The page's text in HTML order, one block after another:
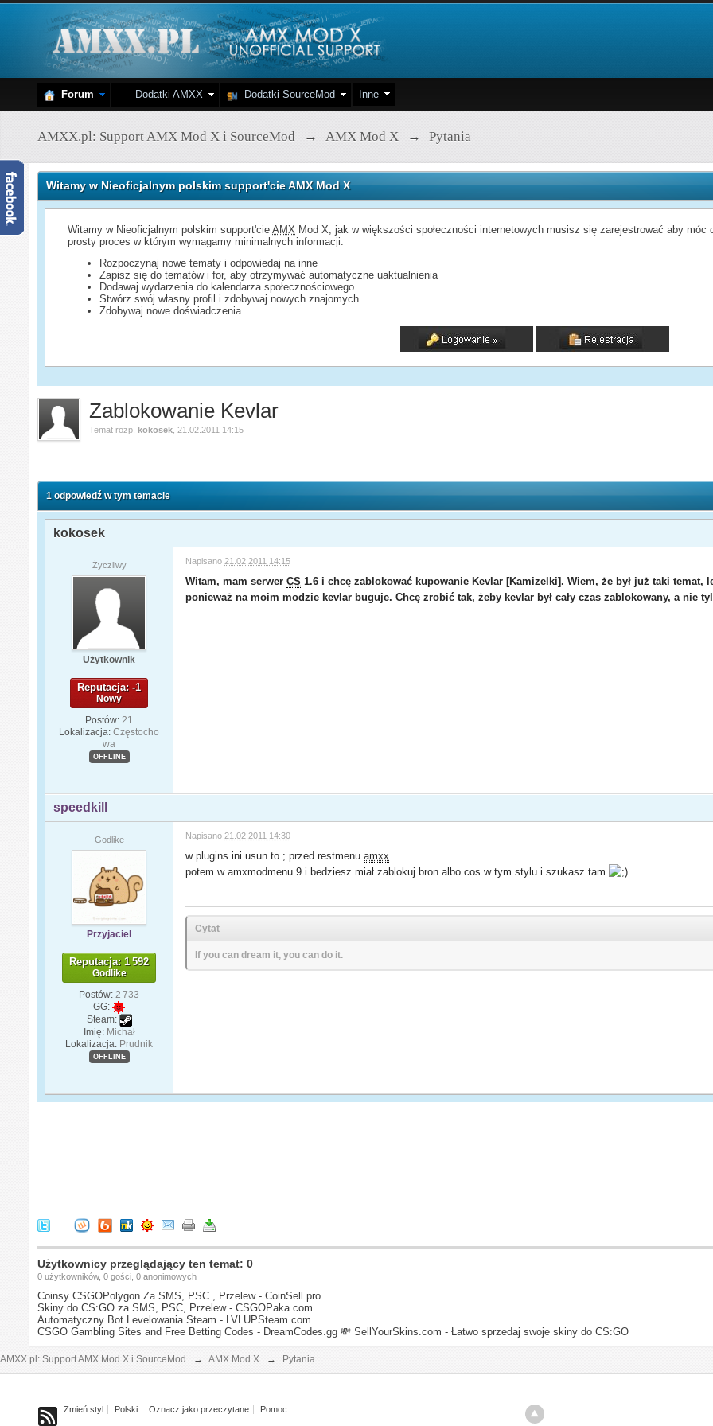
Forum Dodatki AMXX Dodatki SourceMod Inne
AMXX.pl: Support AMX Mod X i SourceMod → AMX Mod X → Pytania
Witamy w Nieoficjalnym polskim support'cie AMX Mod X
Witamy w Nieoficjalnym polskim support'cieAMX Mod X, jak w większości społeczności internetowych musisz się zarejestrować aby
prosty proces w którym wymagamy minimalnych informacji.
Rozpoczynaj nowe tematy i odpowiedaj na inne
Zapisz się do tematów i for, aby otrzymywać automatyczne uaktualnienia
Dodawaj wydarzenia do kalendarza społecznościowego
Stwórz swój własny profil i zdobywaj nowych znajomych
Zdobywaj nowe doświadczenia
Zablokowanie Kevlar
Temat rozp. kokosek 21.02.2011 14:15
1 odpowiedź w tym temacie
kokosek
Życzliwy
Użytkownik
Reputacja: -1
Nowy
Postów: 21
Lokalizacja: Częstocho
wa
OFFLINE
Napisano 21.02.2011 14:15
Witam, mam serwerCS 1.6 i chcę zablokować kupowanie Kevlar [Kamizelki]. Wiem, że był już taki
ponieważ na moim modzie kevlar buguje. Chcę zrobić tak, żeby kevlar był cały czas zablokowany, a nie
speedkill
Godlike
Przyjaciel
Reputacja: 1 592
Godlike
Postów: 2 733
GG:
Steam:
Imię: Michał
Lokalizacja: Prudnik
OFFLINE
Napisano 21.02.2011 14:30
w plugins.ini usun to ; przed restmenu.amxx
potem w amxmodmenu 9 i bedziesz miał zablokuj bron albo cos w tym stylu i szukasz tam
Cytat
If you can dream it, you can do it.
Użytkownicy przeglądający ten temat: 0
0 użytkowników, 0 gości, 0 anonimowych
Coinsy CSGOPolygon Za SMS, PSC , Przelew - CoinSell.pro
Skiny do CS:GO za SMS, PSC, Przelew - CSGOPaka.com
Automatyczny Bot Levelowania Steam - LVLUPSteam.com
CSGO Gambling Sites and Free Betting Codes - DreamCodes.gg 💸 SellYourSkins.com - Łatwo sprzedaj swoje skiny do CS:GO
AMXX.pl: Support AMX Mod X i SourceMod → AMX Mod X → Pytania
Zmień styl Polski Oznacz jako przeczytane Pomoc